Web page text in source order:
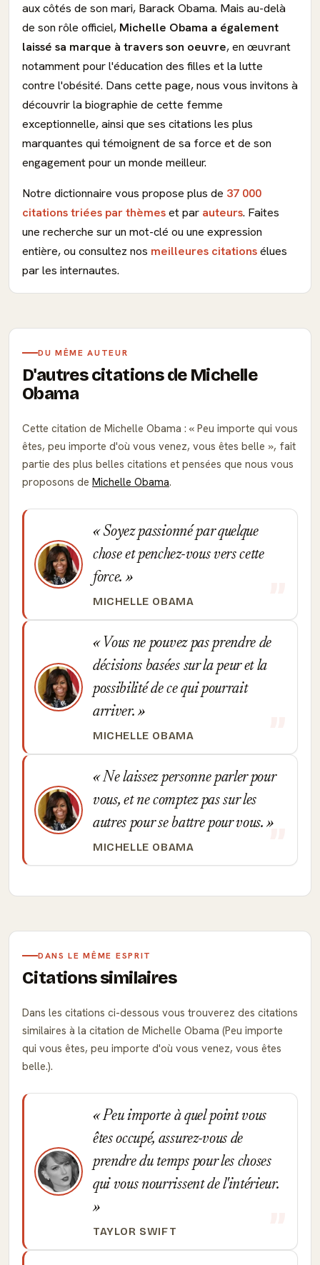
aux côtés de son mari, Barack Obama. Mais au-delà
de son rôle officiel, Michelle Obama a également
laissé sa marque à travers son oeuvre, en œuvrant
notamment pour l'éducation des filles et la lutte
contre l'obésité. Dans cette page, nous vous invitons à
découvrir la biographie de cette femme
exceptionnelle, ainsi que ses citations les plus
marquantes qui témoignent de sa force et de son
engagement pour un monde meilleur.
Notre dictionnaire vous propose plus de 37 000
citations triées par thèmeset par auteurs. Faites
une recherche sur un mot-clé ou une expression
entière, ou consultez nos meilleures citationsélues
par les internautes.
DU MÊME AUTEUR
D'autres citations de Michelle
Obama
Cette citation de Michelle Obama :
Peu importe qui vous
êtes, peu importe d'où vous venez, vous êtes belle
, fait
partie des plus belles citations et pensées que nous vous
proposons de Michelle Obama.
Soyez passionné par quelque
chose et penchez-vous vers cette
force.
MICHELLE OBAMA
Vous ne pouvez pas prendre de
décisions basées sur la peur et la
possibilité de ce qui pourrait
arriver.
MICHELLE OBAMA
Ne laissez personne parler pour
vous, et ne comptez pas sur les
autres pour se battre pour vous.
MICHELLE OBAMA
DANS LE MÊME ESPRIT
Citations similaires
Dans les citations ci-dessous vous trouverez des citations
similaires à la citation de Michelle Obama (Peu importe
qui vous êtes, peu importe d'où vous venez, vous êtes
belle.).
Peu importe à quel point vous
êtes occupé, assurez-vous de
prendre du temps pour les choses
qui vous nourrissent de l'intérieur.
TAYLOR SWIFT